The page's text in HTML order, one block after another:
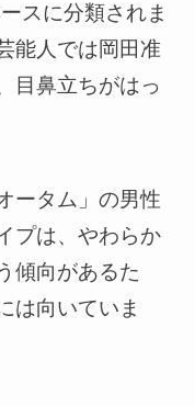
スに分類されま
能人では岡田准
目鼻立ちがはっ
ータム」の男性
プは、やわらか
傾向があるた
は向いていま